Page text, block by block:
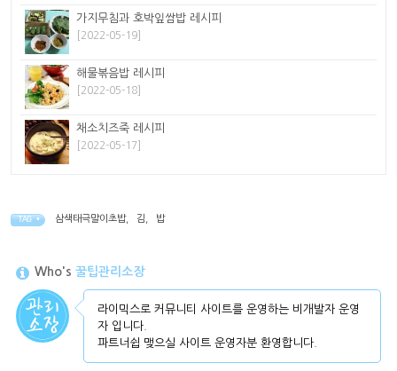
가지무침과 호박잎쌈밥 레시피
[2022-05-19]
해물볶음밥 레시피
[2022-05-18]
채소치즈죽 레시피
[2022-05-17]
TAG • 삼색태극말이초밥, 김 밥
Who's 꿀팁관리소장
라이믹스로 커뮤니티 사이트를 운영하는 비개발자 운영
자 입니다.
파트너쉽 맺으실 사이트 운영자분 환영합니다.